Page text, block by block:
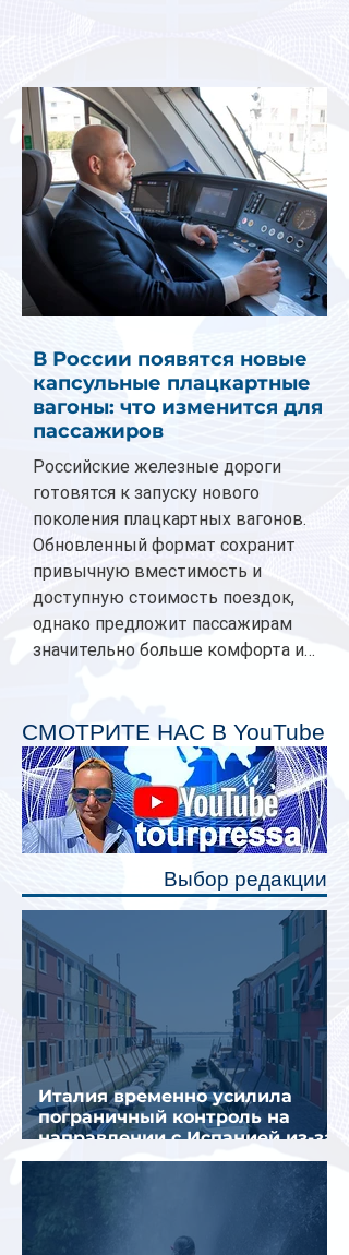
В России появятся новые
капсульные плацкартные
вагоны: что изменится для
пассажиров
Российские железные дороги
готовятся к запуску нового
поколения плацкартных вагонов.
Обновленный формат сохранит
привычную вместимость и
доступную стоимость поездок,
однако предложит пассажирам
значительно больше комфорта и
планируется начать в 2027 году.
Одним из главных нововведений
станут индивидуальные шторки у
каждого спального места. Они
позволят пассажирам закрыть свою
полку во время сна или отдыха,
СМОТРИТЕ НАС В YouTube
Выбор редакции
Италия временно усилила
пограничный контроль на
направлении с Испанией из-за
миграционного кризиса